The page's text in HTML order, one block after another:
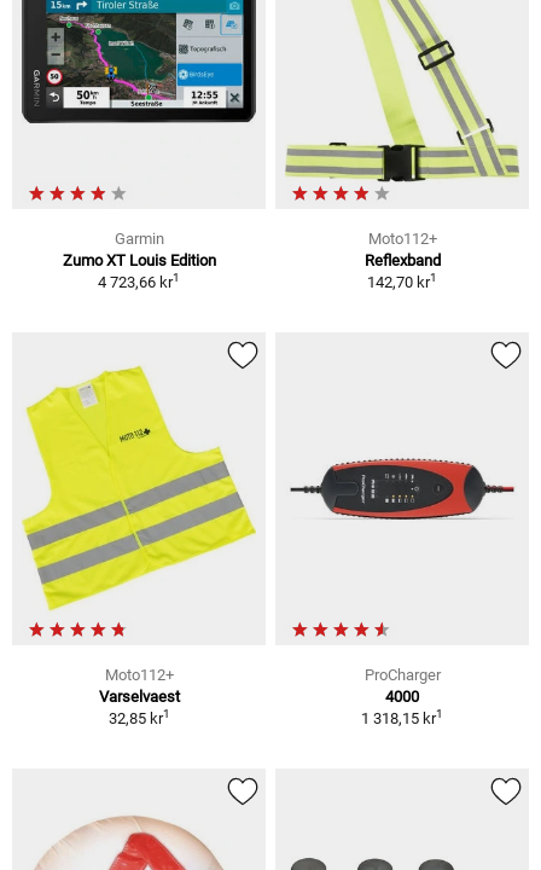
Garmin
Zumo XT Louis Edition
4 723,66 kr1
Moto112+
Reflexband
142,70 kr1
Moto112+
Varselvaest
32,85 kr1
ProCharger
4000
1 318,15 kr1